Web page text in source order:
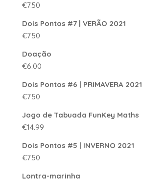
€7.50
Dois Pontos #7 | VERÃO 2021
€7.50
Doação
€6.00
Dois Pontos #6 | PRIMAVERA 2021
€7.50
Jogo de Tabuada FunKey Maths
€14.99
Dois Pontos #5 | INVERNO 2021
€7.50
Lontra-marinha